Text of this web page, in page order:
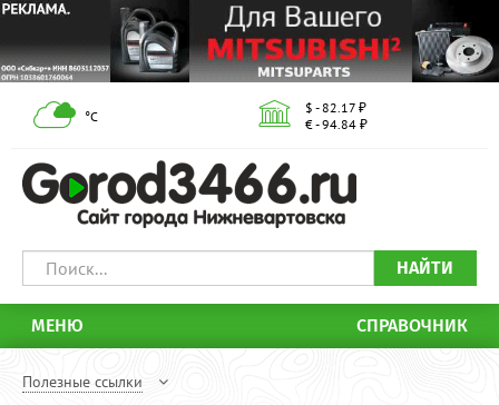
°С
$ - 82.17 ₽
€ - 94.84 ₽
НАЙТИ
МЕНЮ СПРАВОЧНИК
Полезные ссылки